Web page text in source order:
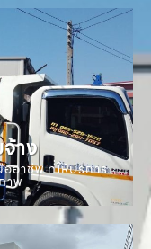
าง
อาชีพ ที่ให้บริการ
าพ